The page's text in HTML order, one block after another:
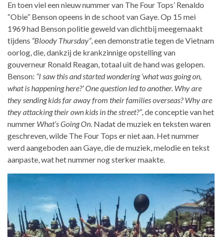
En toen viel een nieuw nummer van The Four Tops’ Renaldo
“Obie” Benson opeens in de schoot van Gaye. Op 15 mei
1969 had Benson politie geweld van dichtbij meegemaakt
tijdens “Bloody Thursday”, een demonstratie tegen de Vietnam
oorlog, die, dankzij de krankzinnige opstelling van
gouverneur Ronald Reagan, totaal uit de hand was gelopen.
Benson: “I saw this and started wondering ‘what was going on,
what is happening here?’ One question led to another. Why are
they sending kids far away from their families overseas? Why are
they attacking their own kids in the street?”, de conceptie van het
nummer What’s Going On. Nadat de muziek en teksten waren
geschreven, wilde The Four Tops er niet aan. Het nummer
werd aangeboden aan Gaye, die de muziek, melodie en tekst
aanpaste, wat het nummer nog sterker maakte.